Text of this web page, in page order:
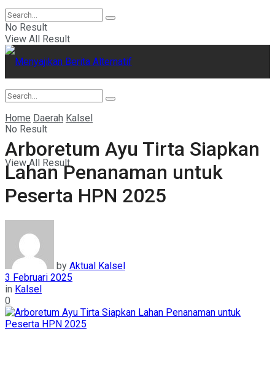
No Result
View All Result
No Result
View All Result
Home Daerah Kalsel
Arboretum Ayu Tirta Siapkan
Lahan Penanaman untuk
Peserta HPN 2025
by Aktual Kalsel
3 Februari 2025
in Kalsel
0